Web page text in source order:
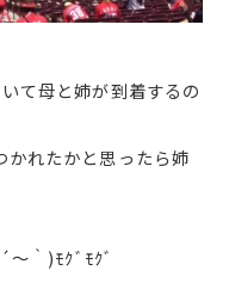
て母と姉が到着するの
かれたかと思ったら姉
～｀)ﾓｸﾞﾓｸﾞ